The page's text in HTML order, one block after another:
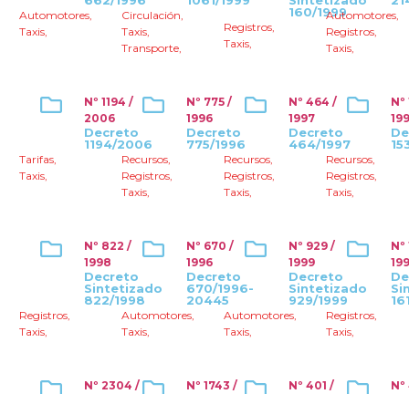
Automotores,
Taxis,
Circulación,
Taxis,
Transporte,
160/1999
Registros,
Taxis,
Automotores,
Registros,
Taxis,
Nº 1194 /
2006
Decreto
1194/2006
Tarifas,
Taxis,
Nº 775 /
1996
Decreto
775/1996
Recursos,
Registros,
Taxis,
Nº 464 /
1997
Decreto
464/1997
Recursos,
Registros,
Taxis,
Recursos,
Registros,
Taxis,
Nº 822 /
1998
Decreto
Sintetizado
822/1998
Registros,
Taxis,
Nº 670 /
1996
Decreto
670/1996-
20445
Automotores,
Taxis,
Nº 929 /
1999
Decreto
Sintetizado
929/1999
Automotores,
Taxis,
Nº
Registros,
Taxis,
Nº 2304 /
Nº 1743 /
Nº 401 /